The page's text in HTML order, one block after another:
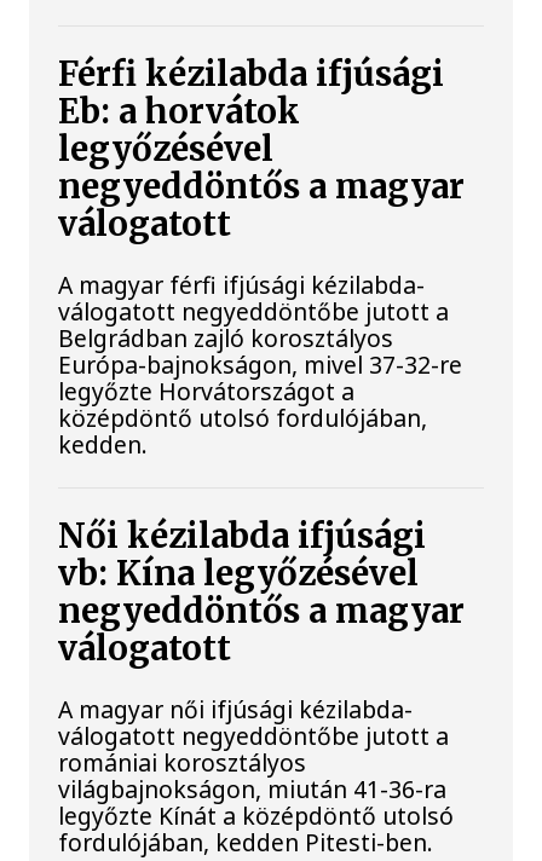
Férfi kézilabda ifjúsági
Eb: a horvátok
legyőzésével
negyeddöntős a magyar
válogatott
A magyar férfi ifjúsági kézilabda-
válogatott negyeddöntőbe jutott a
Belgrádban zajló korosztályos
Európa-bajnokságon, mivel 37-32-re
legyőzte Horvátországot a
középdöntő utolsó fordulójában,
kedden.
Női kézilabda ifjúsági
vb: Kína legyőzésével
negyeddöntős a magyar
válogatott
A magyar női ifjúsági kézilabda-
válogatott negyeddöntőbe jutott a
romániai korosztályos
világbajnokságon, miután 41-36-ra
legyőzte Kínát a középdöntő utolsó
fordulójában, kedden Pitesti-ben.